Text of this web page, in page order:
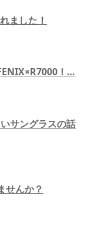
ました！
！…
サングラスの話
せんか？